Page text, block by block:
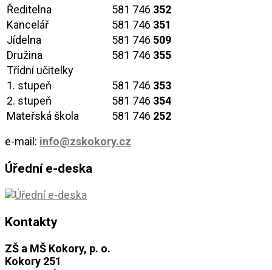
Ředitelna
581 746 352
Kancelář
581 746 351
Jídelna
581 746 509
Družina
581 746 355
Třídní učitelky
1. stupeň
581 746 353
2. stupeň
581 746 354
Mateřská škola
581 746 252
e-mail: info@zskokory.cz
Úřední e-deska
Kontakty
ZŠ a MŠ Kokory, p. o.
Kokory 251